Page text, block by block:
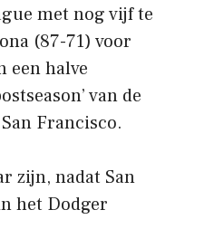
met nog vijf te
(87-71) voor
een halve
van de
Francisco.
zijn, nadat San
het Dodger